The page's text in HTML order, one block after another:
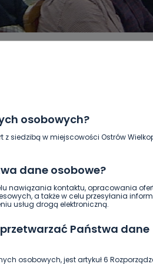
osobowych?
siedzibą w miejscowości Ostrów
dane osobowe?
nawiązania kontaktu, opracowania
a także w celu przesyłania
usług drogą elektroniczną.
Państwa dane
osobowych, jest artykuł 6
FINANSE HISTORIA
INFO WSZYSTKICH ŚWIĘTYCH